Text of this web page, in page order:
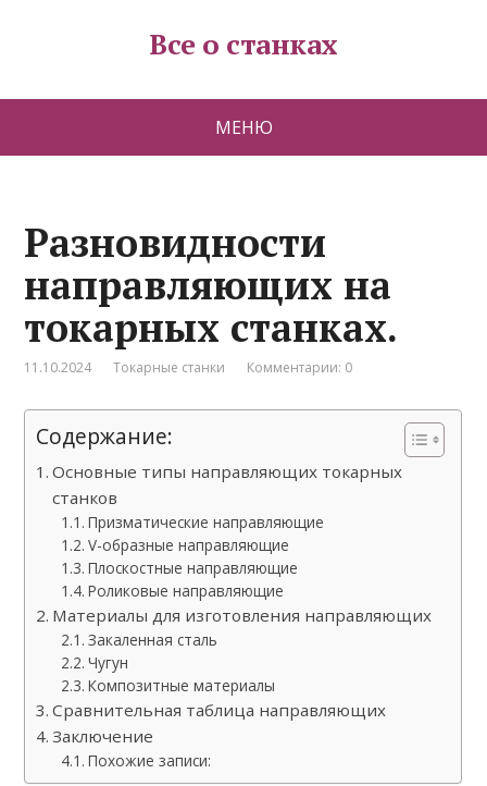
Все о станках
МЕНЮ
Разновидности
направляющих на
токарных станках.
11.10.2024 Токарные станки Комментарии: 0
Содержание:
Основные типы направляющих токарных
станков
Призматические направляющие
V-образные направляющие
Плоскостные направляющие
Роликовые направляющие
Материалы для изготовления направляющих
Закаленная сталь
Чугун
Композитные материалы
Сравнительная таблица направляющих
Заключение
Похожие записи: